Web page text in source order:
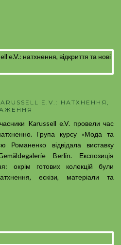
E.V.: НАТХНЕННЯ,
Karussell e.V. провели час
Група курсу «Мода та
Романенко відвідала виставку
Berlin. Експозиція
окрім готових колекцій були
ескізи, матеріали та